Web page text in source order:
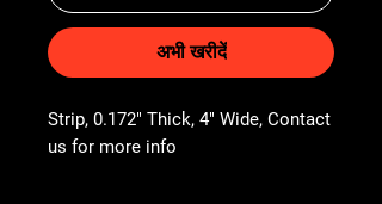
अभी खरीदें
Strip, 0.172" Thick, 4" Wide, Contact
us for more info